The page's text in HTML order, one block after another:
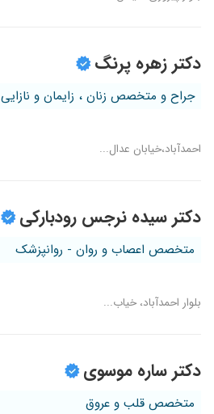
دکتر زهره پرنگ
جراح و متخصص زنان ، زایمان و نازایی
احمدآباد،خیابان عدال...
دکتر سیده نرجس رودبارکی
متخصص اعصاب و روان - روانپزشک
بلوار احمدآباد، خیاب...
دکتر ساره موسوی
متخصص قلب و عروق